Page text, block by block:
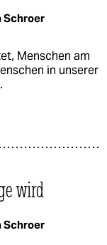
Schroer
Menschen am
in unserer
wird
Schroer